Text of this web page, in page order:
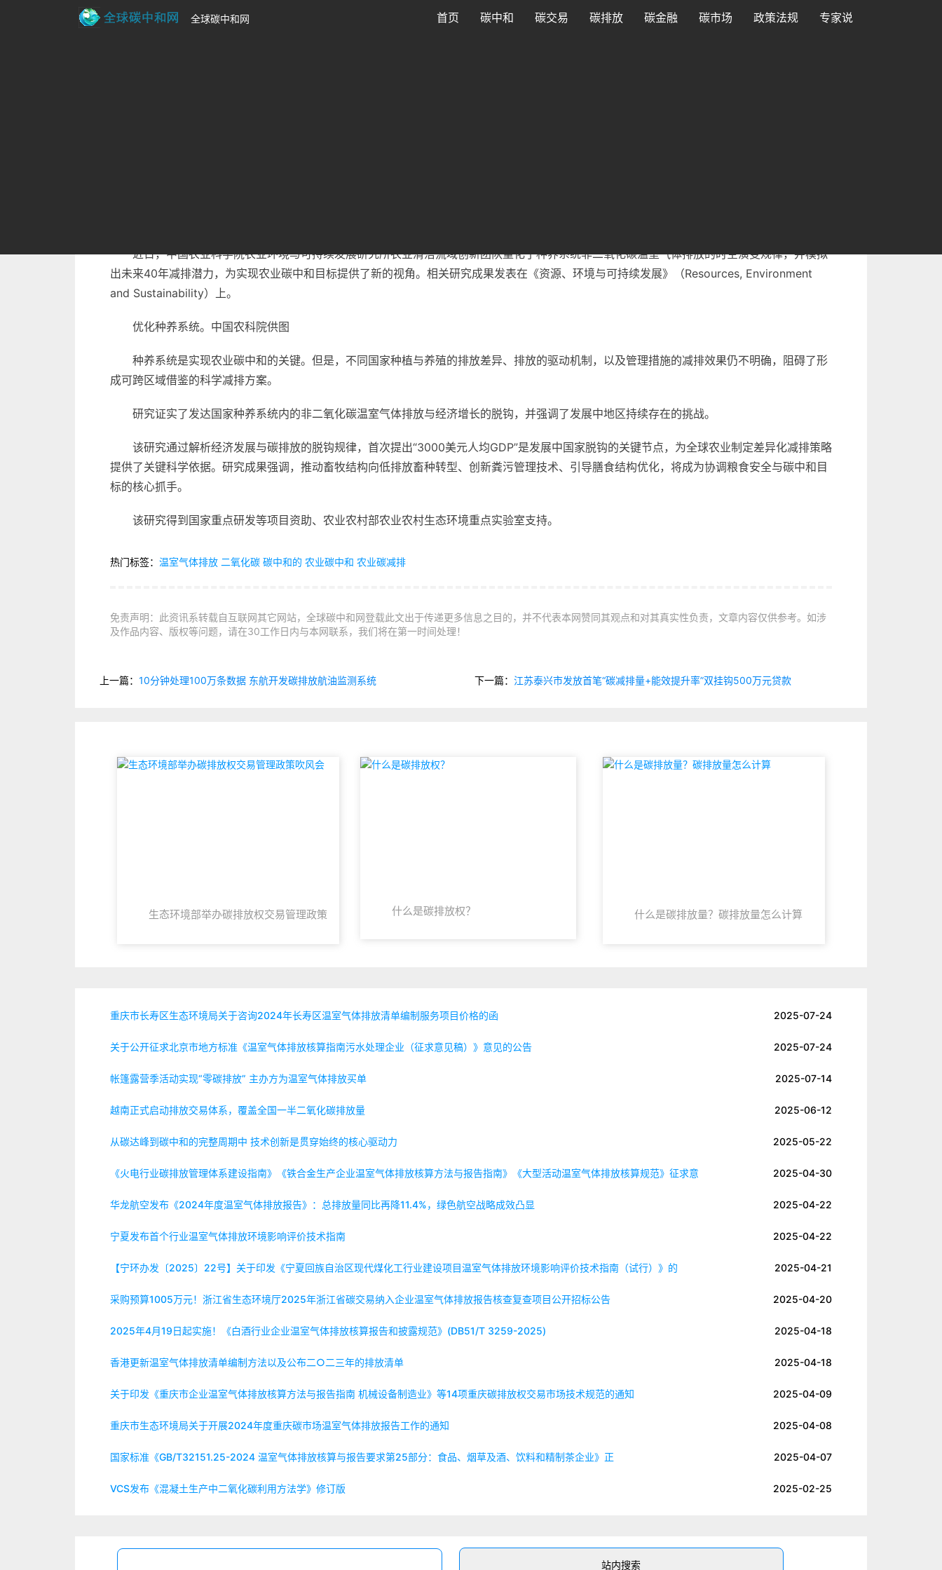
全球碳中和网 首页 碳中和 碳交易 碳排放 碳金融 碳市场 政策法规 专家说
近日，中国农业科学院农业环境与可持续发展研究所农业清洁流域创新团队量化了种养系统非二氧化碳温室气体排放的时空演变规律，并模拟
出未来40年减排潜力，为实现农业碳中和目标提供了新的视角。相关研究成果发表在《资源、环境与可持续发展》（Resources, Environment
and Sustainability）上。
优化种养系统。中国农科院供图
种养系统是实现农业碳中和的关键。但是，不同国家种植与养殖的排放差异、排放的驱动机制，以及管理措施的减排效果仍不明确，阻碍了形
成可跨区域借鉴的科学减排方案。
研究证实了发达国家种养系统内的非二氧化碳温室气体排放与经济增长的脱钩，并强调了发展中地区持续存在的挑战。
该研究通过解析经济发展与碳排放的脱钩规律，首次提出“3000美元人均GDP”是发展中国家脱钩的关键节点，为全球农业制定差异化减排策略
提供了关键科学依据。研究成果强调，推动畜牧结构向低排放畜种转型、创新粪污管理技术、引导膳食结构优化，将成为协调粮食安全与碳中和目
标的核心抓手。
该研究得到国家重点研发等项目资助、农业农村部农业农村生态环境重点实验室支持。
热门标签： 温室气体排放 二氧化碳 碳中和的 农业碳中和 农业碳减排
免责声明：此资讯系转载自互联网其它网站，全球碳中和网登载此文出于传递更多信息之目的，并不代表本网赞同其观点和对其真实性负责，文章内容仅供参考。如涉
及作品内容、版权等问题，请在30工作日内与本网联系，我们将在第一时间处理！
上一篇： 10分钟处理100万条数据 东航开发碳排放航油监测系统 下一篇： 江苏泰兴市发放首笔“碳减排量+能效提升率”双挂钩500万元贷款
生态环境部举办碳排放权交易管理政策
什么是碳排放权？ 什么是碳排放量？碳排放量怎么计算
重庆市长寿区生态环境局关于咨询2024年长寿区温室气体排放清单编制服务项目价格的函 2025-07-24
关于公开征求北京市地方标准《温室气体排放核算指南污水处理企业（征求意见稿）》意见的公告 2025-07-24
帐篷露营季活动实现“零碳排放” 主办方为温室气体排放买单 2025-07-14
越南正式启动排放交易体系，覆盖全国一半二氧化碳排放量 2025-06-12
从碳达峰到碳中和的完整周期中 技术创新是贯穿始终的核心驱动力 2025-05-22
《火电行业碳排放管理体系建设指南》《铁合金生产企业温室气体排放核算方法与报告指南》《大型活动温室气体排放核算规范》征求意 2025-04-30
华龙航空发布《2024年度温室气体排放报告》：总排放量同比再降11.4%，绿色航空战略成效凸显 2025-04-22
宁夏发布首个行业温室气体排放环境影响评价技术指南 2025-04-22
【宁环办发〔2025〕22号】关于印发《宁夏回族自治区现代煤化工行业建设项目温室气体排放环境影响评价技术指南（试行）》的 2025-04-21
采购预算1005万元！浙江省生态环境厅2025年浙江省碳交易纳入企业温室气体排放报告核查复查项目公开招标公告 2025-04-20
2025年4月19日起实施！《白酒行业企业温室气体排放核算报告和披露规范》(DB51/T 3259-2025) 2025-04-18
香港更新温室气体排放清单编制方法以及公布二○二三年的排放清单 2025-04-18
关于印发《重庆市企业温室气体排放核算方法与报告指南 机械设备制造业》等14项重庆碳排放权交易市场技术规范的通知 2025-04-09
重庆市生态环境局关于开展2024年度重庆碳市场温室气体排放报告工作的通知 2025-04-08
国家标准《GB/T32151.25-2024 温室气体排放核算与报告要求第25部分：食品、烟草及酒、饮料和精制茶企业》正 2025-04-07
VCS发布《混凝土生产中二氧化碳利用方法学》修订版 2025-02-25